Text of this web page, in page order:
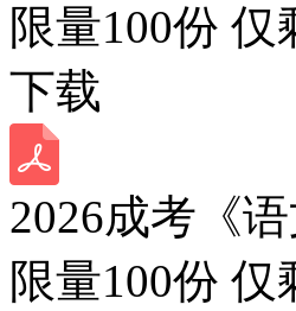
限量100份 仅
下载
2026成考《
限量100份 仅